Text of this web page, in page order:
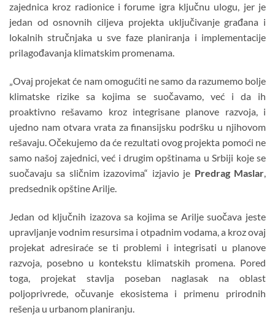
zajednica kroz radionice i forume igra ključnu ulogu, jer je
jedan od osnovnih ciljeva projekta uključivanje građana i
lokalnih stručnjaka u sve faze planiranja i implementacije
prilagođavanja klimatskim promenama.
„Ovaj projekat će nam omogućiti ne samo da razumemo bolje
klimatske rizike sa kojima se suočavamo, već i da ih
proaktivno rešavamo kroz integrisane planove razvoja, i
ujedno nam otvara vrata za finansijsku podršku u njihovom
rešavaju. Očekujemo da će rezultati ovog projekta pomoći ne
samo našoj zajednici, već i drugim opštinama u Srbiji koje se
suočavaju sa sličnim izazovima“ izjavio je Predrag Maslar,
predsednik opštine Arilje.
Jedan od ključnih izazova sa kojima se Arilje suočava jeste
upravljanje vodnim resursima i otpadnim vodama, a kroz ovaj
projekat adresiraće se ti problemi i integrisati u planove
razvoja, posebno u kontekstu klimatskih promena. Pored
toga, projekat stavlja poseban naglasak na oblast
poljoprivrede, očuvanje ekosistema i primenu prirodnih
rešenja u urbanom planiranju.